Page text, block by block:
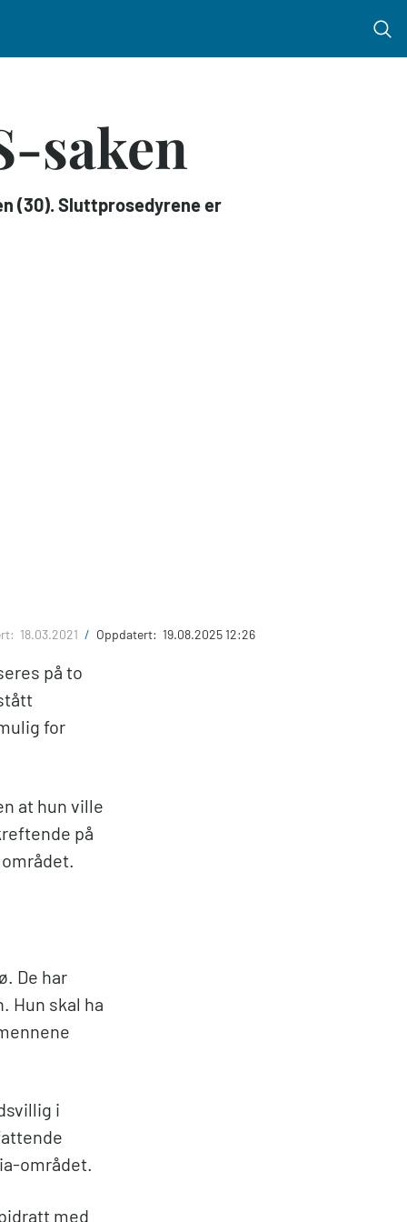
saken
(30). Sluttprosedyrene er
18.03.2021 / Oppdatert: 19.08.2025 12:26
på to
for
at hun ville
på
De har
Hun skal ha
i
området.
med